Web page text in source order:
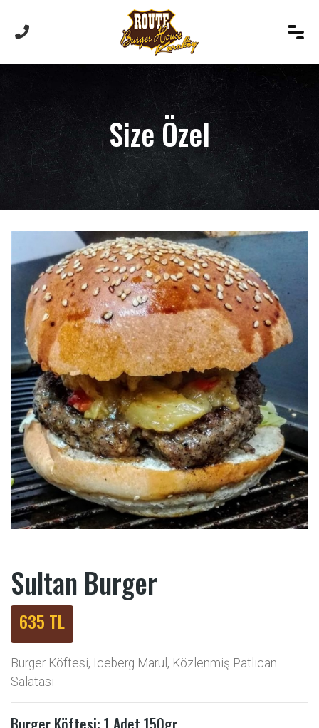
Size Özel
Sultan Burger
635 TL
Burger Köftesi, Iceberg Marul, Közlenmiş Patlıcan
Salatası
Burger Köftesi: 1 Adet 150gr